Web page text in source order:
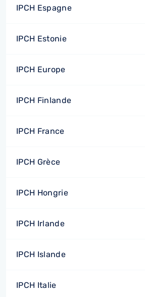
IPCH Espagne
IPCH Estonie
IPCH Europe
IPCH Finlande
IPCH France
IPCH Grèce
IPCH Hongrie
IPCH Irlande
IPCH Islande
IPCH Italie